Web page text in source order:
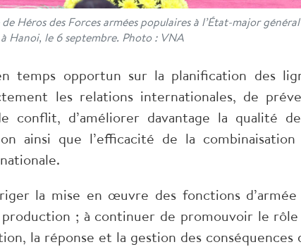
Héros des Forces armées populaires à l’État-major
Hanoi, le 6 septembre. Photo : VNA
temps opportun sur la planification des
les relations internationales, de
d’améliorer davantage la qualité
ainsi que l’efficacité de la
la mise en œuvre des fonctions
production ; à continuer de promouvoir le
la réponse et la gestion des conséquences